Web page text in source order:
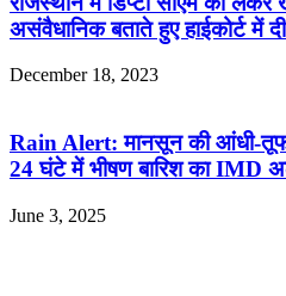
असंवैधानिक बताते हुए हाईकोर्ट में
December 18, 2023
Rain Alert: मानसून की आंधी-
24 घंटे में भीषण बारिश का IMD
June 3, 2025